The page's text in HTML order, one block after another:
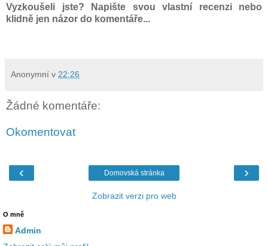
Vyzkoušeli jste? Napište svou vlastní recenzi nebo
klidně jen názor do komentáře...
Anonymní v 22:26
Žádné komentáře:
Okomentovat
‹ ›
Domovská stránka
Zobrazit verzi pro web
O mně
Admin